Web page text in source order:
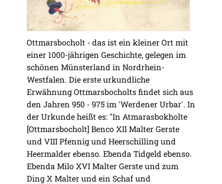
Ottmarsbocholt - das ist ein kleiner Ort mit
einer 1000-jährigen Geschichte, gelegen im
schönen Münsterland in Nordrhein-
Westfalen. Die erste urkundliche
Erwähnung Ottmarsbocholts findet sich aus
den Jahren 950 - 975 im 'Werdener Urbar'. In
der Urkunde heißt es: "In Atmarasbokholte
[Ottmarsbocholt] Benco XII Malter Gerste
und VIII Pfennig und Heerschilling und
Heermalder ebenso. Ebenda Tidgeld ebenso.
Ebenda Milo XVI Malter Gerste und zum
Ding X Malter und ein Schaf und